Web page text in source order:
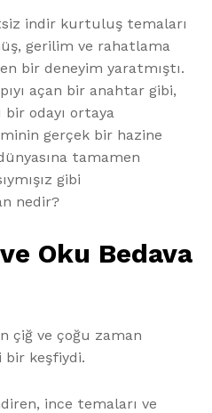
indir kurtuluş temaları
gerilim ve rahatlama
bir deneyim yaratmıştı.
açan bir anahtar gibi,
odayı ortaya
gerçek bir hazine
tamamen
gibi
nedir?
Oku Bedava
çiğ ve çoğu zaman
bir keşfiydi.
ince temaları ve